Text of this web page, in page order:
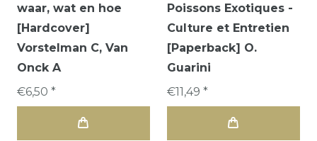
waar, wat en hoe
[Hardcover]
Vorstelman C, Van
Onck A
€6,50 *
Poissons Exotiques -
Culture et Entretien
[Paperback] O.
Guarini
€11,49 *